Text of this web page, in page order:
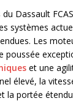
Dassault
systèmes
Les
poussée
et une
élevé, la
la portée